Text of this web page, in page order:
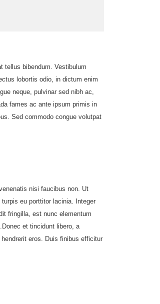
tellus bibendum. Vestibulum
lobortis odio, in dictum enim
neque, pulvinar sed nibh ac,
fames ac ante ipsum primis in
Sed commodo congue volutpat
nisi faucibus non. Ut
eu porttitor lacinia. Integer
fringilla, est nunc elementum
et tincidunt libero, a
eros. Duis finibus efficitur